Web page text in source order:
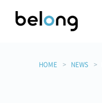
HOME NEWS